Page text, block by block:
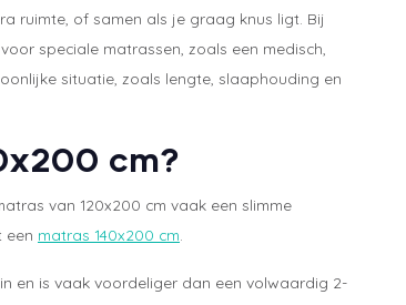
ruimte, of samen als je graag knus ligt. Bij
speciale matrassen, zoals een medisch,
situatie, zoals lengte, slaaphouding en
cm?
van 120x200 cm vaak een slimme
een matras 140x200 cm.
en is vaak voordeliger dan een volwaardig 2-